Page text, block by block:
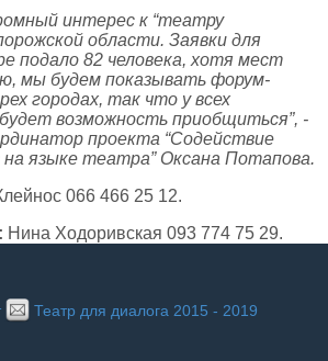
интерес к “театру
области. Заявки для
подало 82 человека, хотя мест
мы будем показывать форум-
городах, так что у всех
возможность приобщиться”, -
проекта “Содействие
на языке театра” Оксана Потапова.
066 466 25 12.
Нина Ходоривская 093 774 75 29.
Театр для диалога 2015 - 2019